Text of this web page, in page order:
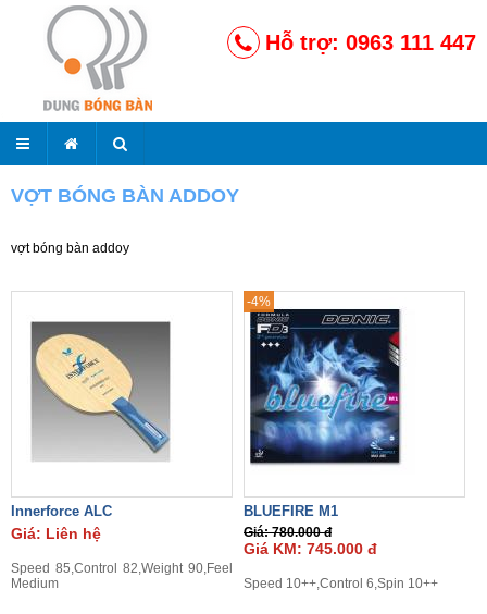
Hỗ trợ: 0963 111 447
VỢT BÓNG BÀN ADDOY
vợt bóng bàn addoy
Innerforce ALC
Giá: Liên hệ
Speed 85,Control 82,Weight 90,Feel
Medium
-4%
BLUEFIRE M1
Giá: 780.000 đ
Giá KM: 745.000 đ
Speed 10++,Control 6,Spin 10++